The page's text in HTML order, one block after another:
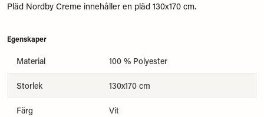
Pläd Nordby Creme innehåller en pläd 130x170 cm.
Egenskaper
Material 100 % Polyester
Storlek 130x170 cm
Färg Vit